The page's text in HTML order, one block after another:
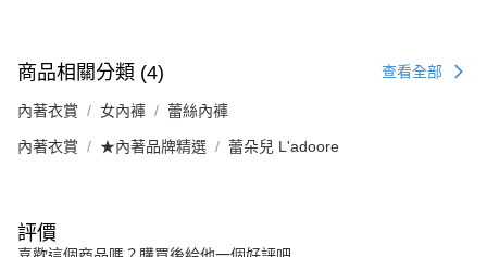
商品相關分類 (4) 查看全部
內著衣賞 女內褲 蕾絲內褲
內著衣賞 ★內著品牌精選 蕾朵兒 L'adoore
評價